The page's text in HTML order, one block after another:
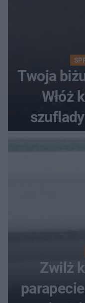
Twoja
Włóż
Zwilż